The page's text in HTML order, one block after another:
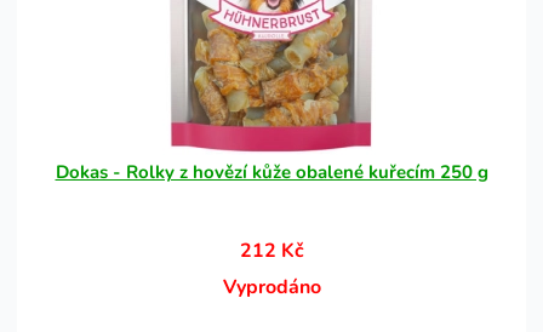
Dokas - Rolky z hovězí kůže obalené kuřecím 250 g
212 Kč
Vyprodáno